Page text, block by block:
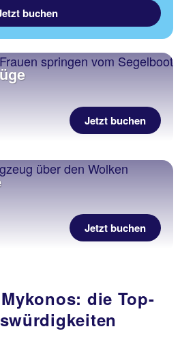
buchen
Jetzt buchen
Jetzt buchen
die Top-